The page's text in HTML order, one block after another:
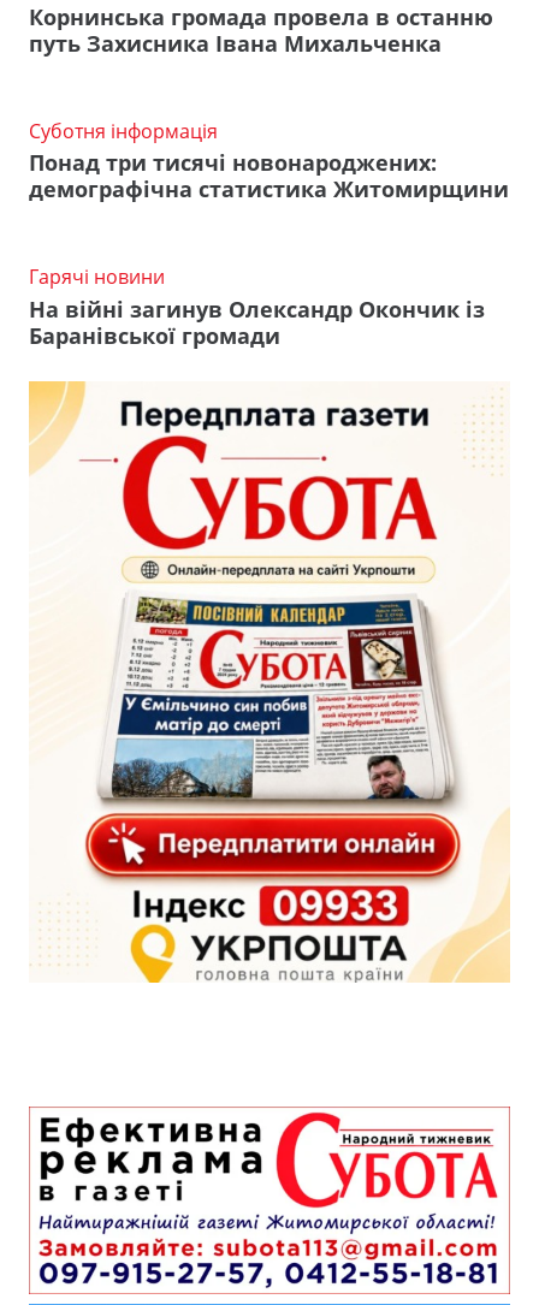
Корнинська громада провела в останню
путь Захисника Івана Михальченка
Суботня інформація
Понад три тисячі новонароджених:
демографічна статистика Житомирщини
Гарячі новини
На війні загинув Олександр Окончик із
Баранівської громади